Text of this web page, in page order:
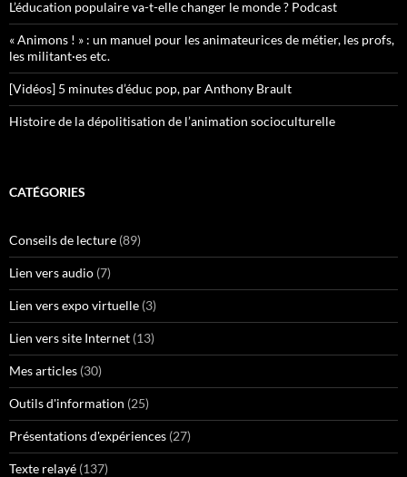
L’éducation populaire va-t-elle changer le monde ? Podcast
« Animons ! » : un manuel pour les animateurices de métier, les profs,
les militant·es etc.
[Vidéos] 5 minutes d’éduc pop, par Anthony Brault
Histoire de la dépolitisation de l’animation socioculturelle
CATÉGORIES
Conseils de lecture (89)
Lien vers audio (7)
Lien vers expo virtuelle (3)
Lien vers site Internet (13)
Mes articles (30)
Outils d'information (25)
Présentations d'expériences (27)
Texte relayé (137)